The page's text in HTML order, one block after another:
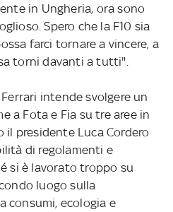
in Ungheria, ora sono
Spero che la F10 sia
farci tornare a vincere, a
torni davanti a tutti".
intende svolgere un
a Fota e Fia su tre aree in
il presidente Luca Cordero
di regolamenti e
si è lavorato troppo su
luogo sulla
consumi, ecologia e